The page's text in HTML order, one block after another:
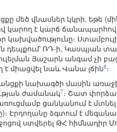
մեծ վնասներ կկրի, եթե
է կարճ ճանապարհով
կախվածությունը։
դեպքում՝ ՌԴ-ի, Կասպյան
Յաշարն անգամ չի
միացվել նաև Վանա լճին6։
նախագծի մասին
ժամանակ7։ Շատ
ցանկանում է
Էրդողանը ձգտում է
ստվերել ԹՀ հիմնադիր